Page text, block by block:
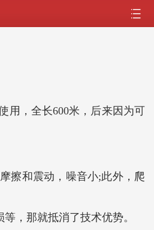
用，全长600米，后来因为可
擦和震动，噪音小;此外，爬
，那就抵消了技术优势。